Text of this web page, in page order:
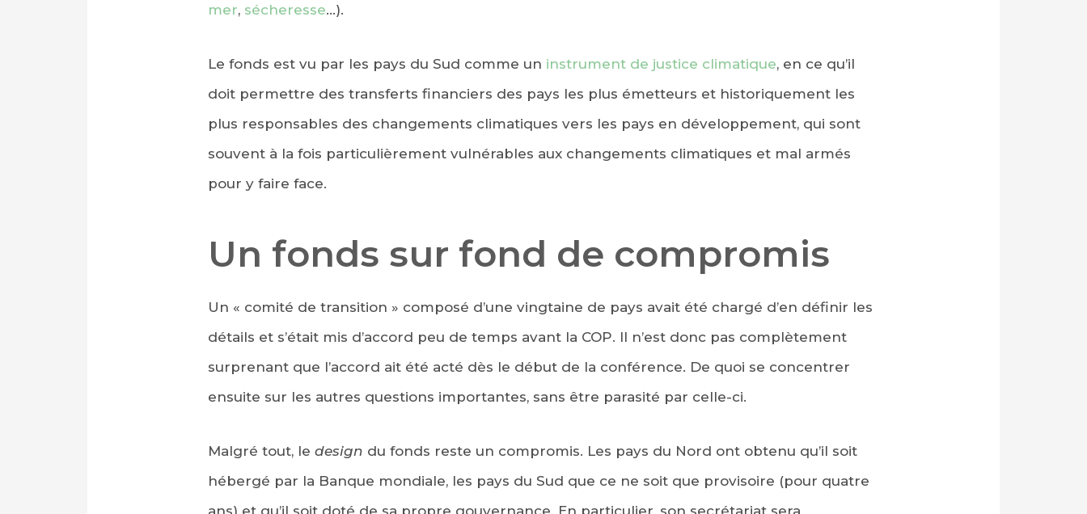
mer, sécheresse…).
Le fonds est vu par les pays du Sud comme un instrument de justice climatique, en ce qu’il
doit permettre des transferts financiers des pays les plus émetteurs et historiquement les
plus responsables des changements climatiques vers les pays en développement, qui sont
souvent à la fois particulièrement vulnérables aux changements climatiques et mal armés
pour y faire face.
Un fonds sur fond de compromis
Un « comité de transition » composé d’une vingtaine de pays avait été chargé d’en définir les
détails et s’était mis d’accord peu de temps avant la COP. Il n’est donc pas complètement
surprenant que l’accord ait été acté dès le début de la conférence. De quoi se concentrer
ensuite sur les autres questions importantes, sans être parasité par celle-ci.
Malgré tout, le design du fonds reste un compromis. Les pays du Nord ont obtenu qu’il soit
hébergé par la Banque mondiale, les pays du Sud que ce ne soit que provisoire (pour quatre